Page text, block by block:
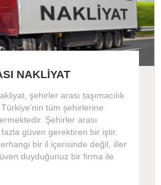
NAKLİYAT
şehirler arası taşımacılık
tüm şehirlerine
Şehirler arası
güven gerektiren bir iştir.
bir il içerisinde değil, iller
duyduğunuz bir firma ile